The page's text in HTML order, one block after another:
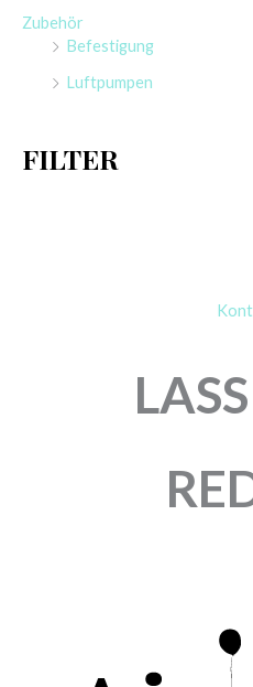
n
Zubehör
Befestigung
Luftpumpen
FILTER